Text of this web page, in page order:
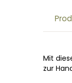
Mit
zur